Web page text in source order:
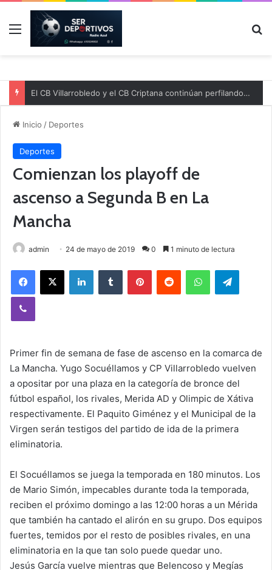
Menú
El CB Villarrobledo y el CB Criptana continúan perfilando sus plantillas
Inicio / Deportes
Deportes
Comienzan los playoff de
ascenso a Segunda B en La
Mancha
admin 24 de mayo de 2019 0 1 minuto de lectura
Primer fin de semana de fase de ascenso en la comarca de
La Mancha. Yugo Socuéllamos y CP Villarrobledo vuelven
a opositar por una plaza en la categoría de bronce del
fútbol español, los rivales, Merida AD y Olimpic de Xátiva
respectivamente. El Paquito Giménez y el Municipal de la
Virgen serán testigos del partido de ida de la primera
eliminatoria.
El Socuéllamos se juega la temporada en 180 minutos. Los
de Mario Simón, impecables durante toda la temporada,
reciben el próximo domingo a las 12:00 horas a un Mérida
que también ha cantado el alirón en su grupo. Dos equipos
fuertes, temidos por el resto de posibles rivales, en una
eliminatoria en la que tan solo puede quedar uno.
Jesús García vuelve mientras que Belencoso y Megías